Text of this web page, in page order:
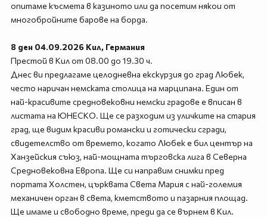
опитаме късмета в казиното или да посетим някои от
многобройните барове на борда.
8 ден 04.09.2026 Кил, Германия
Престой в Кил от 08.00 до 19.30 ч.
Днес ви предлагаме целодневна екскурзия до град Любек,
често наричан немската столица на марципана. Един от
най-красивите средновековни немски градове е вписан в
листата на ЮНЕСКО. Ще се разходим из уличките на стария
град, ще видим красиви романски и готически сгради,
свидетелство от времето, когато Любек е бил център на
Ханзейския съюз, най-мощната търговска лига в Северна
Средновековна Европа. Ще си направим снимки пред
портата Холстен, църквата Света Мария с най-големия
механичен орган в света, кметството и пазарния площад.
Ще имаме и свободно време, преди да се върнем в Кил.